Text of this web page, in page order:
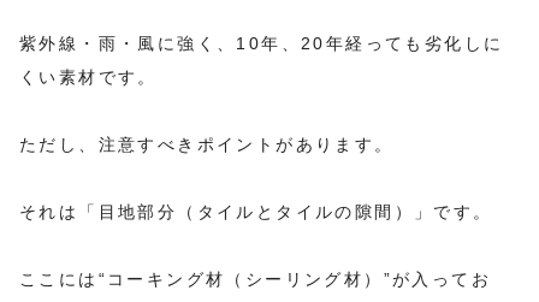
紫外線・雨・風に強く、10年、20年経っても劣化しに
くい素材です。
ただし、注意すべきポイントがあります。
それは「目地部分（タイルとタイルの隙間）」です。
ここには“コーキング材（シーリング材）”が入ってお